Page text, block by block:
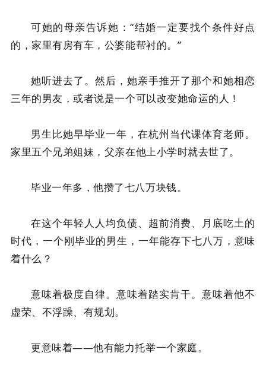
可她的母亲告诉她：“结婚一定要找个条件好点
的，家里有房有车，公婆能帮衬的。”
她听进去了。然后，她亲手推开了那个和她相恋
三年的男友，或者说是一个可以改变她命运的人！
男生比她早毕业一年，在杭州当代课体育老师。
家里五个兄弟姐妹，父亲在他上小学时就去世了。
毕业一年多，他攒了七八万块钱。
在这个年轻人人均负债、超前消费、月底吃土的
时代，一个刚毕业的男生，一年能存下七八万，意味
着什么？
意味着极度自律。意味着踏实肯干。意味着他不
虚荣、不浮躁、有规划。
更意味着——他有能力托举一个家庭。